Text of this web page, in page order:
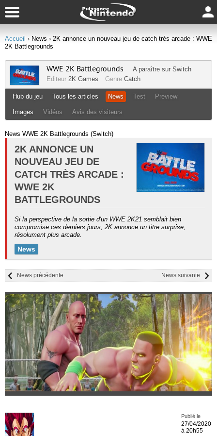
Accueil › News › 2K annonce un nouveau jeu de catch très arcade : WWE
2K Battlegrounds
WWE 2K Battlegrounds A paraître sur Switch
Editeur 2K Games Genre Catch
Hub du jeu Tous les articles News Test Preview
Images Vidéos Avis des visiteurs
News WWE 2K Battlegrounds (Switch)
2K ANNONCE UN
NOUVEAU JEU DE
CATCH TRÈS ARCADE :
WWE 2K
BATTLEGROUNDS
Si la perspective de la sortie d'un WWE 2K21 semblait bien
compromise ces derniers jours, 2K annonce un titre surprise,
résolument plus arcade.
News
News suivante
News précédente
Publié le
27/04/2020
à 20h55